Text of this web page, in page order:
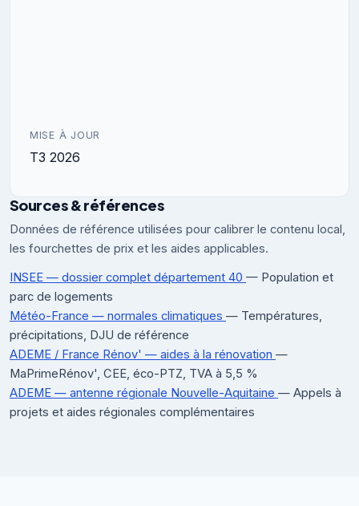
MISE À JOUR
T3 2026
Sources & références
Données de référence utilisées pour calibrer le contenu local,
les fourchettes de prix et les aides applicables.
INSEE — dossier complet département 40 — Population et
parc de logements
Météo-France — normales climatiques — Températures,
précipitations, DJU de référence
ADEME / France Rénov' — aides à la rénovation —
MaPrimeRénov', CEE, éco-PTZ, TVA à 5,5 %
ADEME — antenne régionale Nouvelle-Aquitaine — Appels à
projets et aides régionales complémentaires